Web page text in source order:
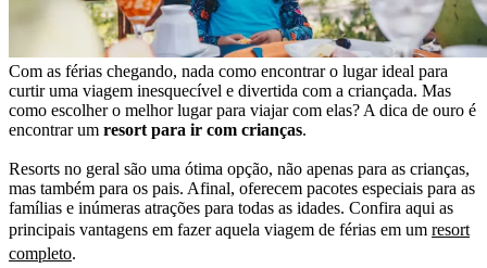
Com as férias chegando, nada como encontrar o lugar ideal para
curtir uma viagem inesquecível e divertida com a criançada. Mas
como escolher o melhor lugar para viajar com elas? A dica de ouro é
encontrar um resort para ir com crianças.
Resorts no geral são uma ótima opção, não apenas para as crianças,
mas também para os pais. Afinal, oferecem pacotes especiais para as
famílias e inúmeras atrações para todas as idades. Confira aqui as
principais vantagens em fazer aquela viagem de férias em um resort
completo.